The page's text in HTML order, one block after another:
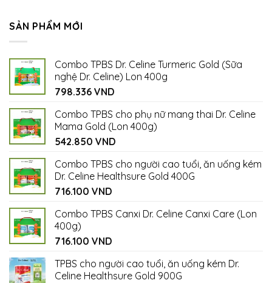
SẢN PHẨM MỚI
Combo TPBS Dr. Celine Turmeric Gold (Sữa
nghệ Dr. Celine) Lon 400g
798.336 VND
Combo TPBS cho phụ nữ mang thai Dr. Celine
Mama Gold (Lon 400g)
542.850 VND
Combo TPBS cho người cao tuổi, ăn uống kém
Dr. Celine Healthsure Gold 400G
716.100 VND
Combo TPBS Canxi Dr. Celine Canxi Care (Lon
400g)
716.100 VND
TPBS cho người cao tuổi, ăn uống kém Dr.
Celine Healthsure Gold 900G